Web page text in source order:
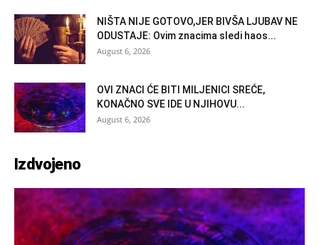
NIŠTA NIJE GOTOVO,JER BIVŠA LJUBAV NE
ODUSTAJE: Ovim znacima sledi haos...
August 6, 2026
OVI ZNACI ĆE BITI MILJENICI SREĆE,
KONAČNO SVE IDE U NJIHOVU...
August 6, 2026
Izdvojeno